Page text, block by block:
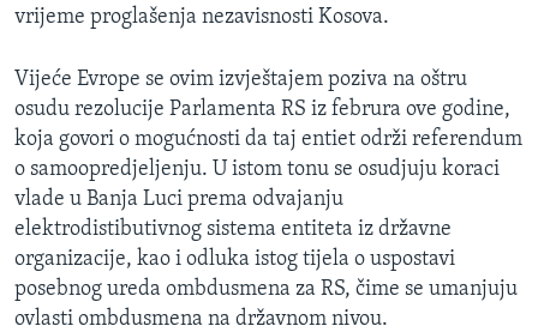
vrijeme proglašenja nezavisnosti Kosova.
Vijeće Evrope se ovim izvještajem poziva na oštru
osudu rezolucije Parlamenta RS iz februra ove godine,
koja govori o mogućnosti da taj entiet održi referendum
o samoopredjeljenju. U istom tonu se osudjuju koraci
vlade u Banja Luci prema odvajanju
elektrodistibutivnog sistema entiteta iz državne
organizacije, kao i odluka istog tijela o uspostavi
posebnog ureda ombdusmena za RS, čime se umanjuju
ovlasti ombdusmena na državnom nivou.